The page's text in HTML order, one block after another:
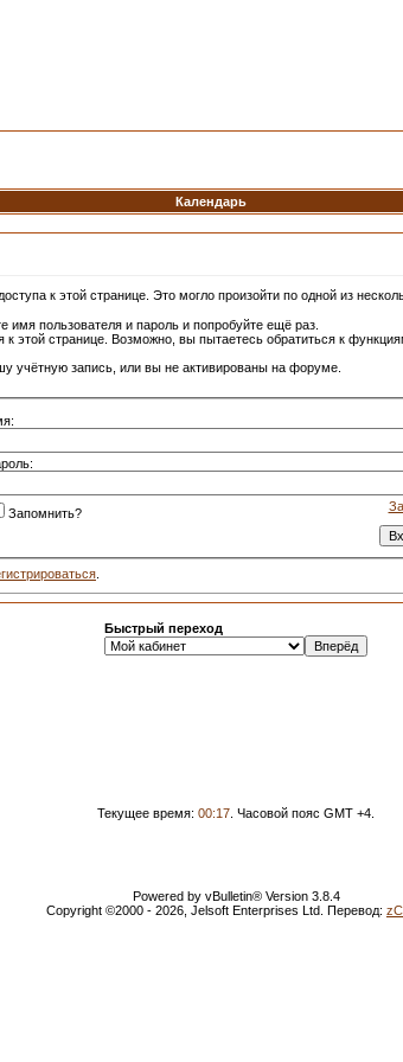
Календарь
к этой странице. Это могло произойти по одной из
пользователя и пароль и попробуйте ещё раз.
этой странице. Возможно, вы пытаетесь обратиться к
учётную запись, или вы не активированы на форуме.
Запомнить?
Быстрый переход
Текущее время: 00:17 . Часовой пояс GMT +4.
Powered by vBulletin® Version 3.8.4
Copyright ©2000 - 2026, Jelsoft Enterprises Ltd. Перевод: